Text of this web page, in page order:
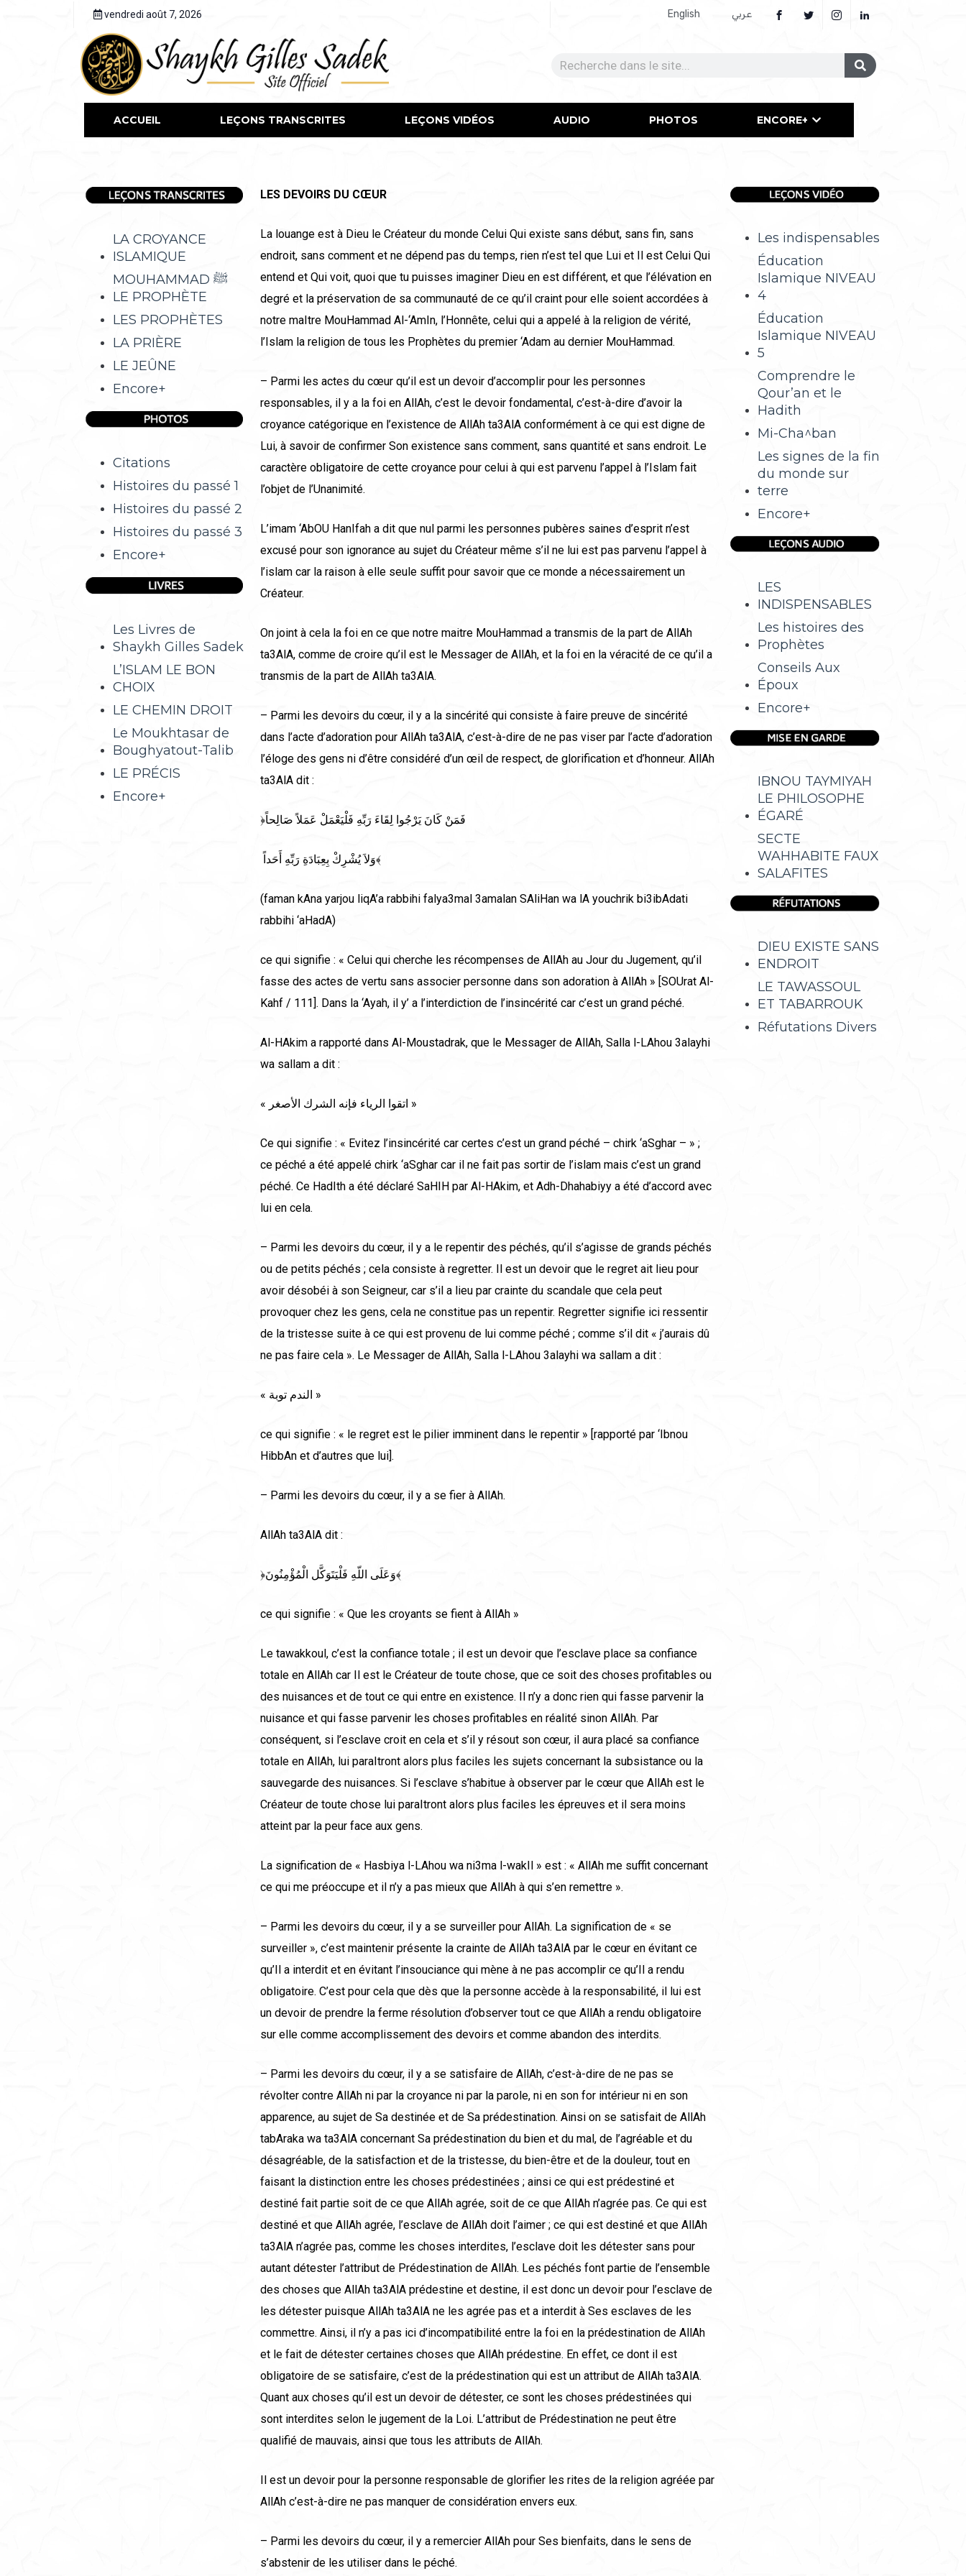
vendredi août 7, 2026 English عربي
ACCUEIL LEÇONS TRANSCRITES LEÇONS VIDÉOS​ AUDIO PHOTOS ENCORE+
LA CROYANCE
ISLAMIQUE
MOUHAMMAD ﷺ
LE PROPHÈTE
LES PROPHÈTES
LA PRIÈRE
LE JEÛNE
Encore+
Citations
Histoires du passé 1
Histoires du passé 2
Histoires du passé 3
Encore+
Les Livres de
Shaykh Gilles Sadek
L’ISLAM LE BON
CHOIX
LE CHEMIN DROIT
Le Moukhtasar de
Boughyatout-Talib
LE PRÉCIS
Encore+
LES DEVOIRS DU CŒUR
La louange est à Dieu le Créateur du monde Celui Qui existe sans début, sans fin, sans
endroit, sans comment et ne dépend pas du temps, rien n’est tel que Lui et Il est Celui Qui
entend et Qui voit, quoi que tu puisses imaginer Dieu en est différent, et que l’élévation en
degré et la préservation de sa communauté de ce qu’il craint pour elle soient accordées à
notre maItre MouHammad Al-‘AmIn, l’Honnête, celui qui a appelé à la religion de vérité,
l’Islam la religion de tous les Prophètes du premier ‘Adam au dernier MouHammad.
– Parmi les actes du cœur qu’il est un devoir d’accomplir pour les personnes
responsables, il y a la foi en AllAh, c’est le devoir fondamental, c’est-à-dire d’avoir la
croyance catégorique en l’existence de AllAh ta3AlA conformément à ce qui est digne de
Lui, à savoir de confirmer Son existence sans comment, sans quantité et sans endroit. Le
caractère obligatoire de cette croyance pour celui à qui est parvenu l’appel à l’Islam fait
l’objet de l’Unanimité.
L’imam ‘AbOU HanIfah a dit que nul parmi les personnes pubères saines d’esprit n’est
excusé pour son ignorance au sujet du Créateur même s’il ne lui est pas parvenu l’appel à
l’islam car la raison à elle seule suffit pour savoir que ce monde a nécessairement un
Créateur.
On joint à cela la foi en ce que notre maitre MouHammad a transmis de la part de AllAh
ta3AlA, comme de croire qu’il est le Messager de AllAh, et la foi en la véracité de ce qu’il a
transmis de la part de AllAh ta3AlA.
– Parmi les devoirs du cœur, il y a la sincérité qui consiste à faire preuve de sincérité
dans l’acte d’adoration pour AllAh ta3AlA, c’est-à-dire de ne pas viser par l’acte d’adoration
l’éloge des gens ni d’être considéré d’un œil de respect, de glorification et d’honneur. AllAh
ta3AlA dit :
﴿فَمَنْ كَانَ يَرْجُوا لِقَاءَ رَبِّهِ فَلْيَعْمَلْ عَمَلاً صَالِحاً
وَلاَ يُشْرِكْ بِعِبَادَةِ رَبِّهِ أَحَداً﴾
(faman kAna yarjou liqA’a rabbihi falya3mal 3amalan SAliHan wa lA youchrik bi3ibAdati
rabbihi ‘aHadA)
ce qui signifie : « Celui qui cherche les récompenses de AllAh au Jour du Jugement, qu’il
fasse des actes de vertu sans associer personne dans son adoration à AllAh » [SOUrat Al-
Kahf / 111]. Dans la ‘Ayah, il y’ a l’interdiction de l’insincérité car c’est un grand péché.
Al-HAkim a rapporté dans Al-Moustadrak, que le Messager de AllAh, Salla l-LAhou 3alayhi
wa sallam a dit :
« اتقوا الرياء فإنه الشرك الأصغر »
Ce qui signifie : « Evitez l’insincérité car certes c’est un grand péché – chirk ‘aSghar – » ;
ce péché a été appelé chirk ‘aSghar car il ne fait pas sortir de l’islam mais c’est un grand
péché. Ce HadIth a été déclaré SaHIH par Al-HAkim, et Adh-Dhahabiyy a été d’accord avec
lui en cela.
– Parmi les devoirs du cœur, il y a le repentir des péchés, qu’il s’agisse de grands péchés
ou de petits péchés ; cela consiste à regretter. Il est un devoir que le regret ait lieu pour
avoir désobéi à son Seigneur, car s’il a lieu par crainte du scandale que cela peut
provoquer chez les gens, cela ne constitue pas un repentir. Regretter signifie ici ressentir
de la tristesse suite à ce qui est provenu de lui comme péché ; comme s’il dit « j’aurais dû
ne pas faire cela ». Le Messager de AllAh, Salla l-LAhou 3alayhi wa sallam a dit :
« الندم توبة »
ce qui signifie : « le regret est le pilier imminent dans le repentir » [rapporté par ‘Ibnou
HibbAn et d’autres que lui].
– Parmi les devoirs du cœur, il y a se fier à AllAh.
AllAh ta3AlA dit :
﴿وَعَلَى اللّهِ فَلْيَتَوَكَّل الْمُؤْمِنُونَ﴾
ce qui signifie : « Que les croyants se fient à AllAh »
Le tawakkoul, c’est la confiance totale ; il est un devoir que l’esclave place sa confiance
totale en AllAh car Il est le Créateur de toute chose, que ce soit des choses profitables ou
des nuisances et de tout ce qui entre en existence. Il n’y a donc rien qui fasse parvenir la
nuisance et qui fasse parvenir les choses profitables en réalité sinon AllAh. Par
conséquent, si l’esclave croit en cela et s’il y résout son cœur, il aura placé sa confiance
totale en AllAh, lui paraItront alors plus faciles les sujets concernant la subsistance ou la
sauvegarde des nuisances. Si l’esclave s’habitue à observer par le cœur que AllAh est le
Créateur de toute chose lui paraItront alors plus faciles les épreuves et il sera moins
atteint par la peur face aux gens.
La signification de « Hasbiya l-LAhou wa ni3ma l-wakIl » est : « AllAh me suffit concernant
ce qui me préoccupe et il n’y a pas mieux que AllAh à qui s’en remettre ».
– Parmi les devoirs du cœur, il y a se surveiller pour AllAh. La signification de « se
surveiller », c’est maintenir présente la crainte de AllAh ta3AlA par le cœur en évitant ce
qu’Il a interdit et en évitant l’insouciance qui mène à ne pas accomplir ce qu’Il a rendu
obligatoire. C’est pour cela que dès que la personne accède à la responsabilité, il lui est
un devoir de prendre la ferme résolution d’observer tout ce que AllAh a rendu obligatoire
sur elle comme accomplissement des devoirs et comme abandon des interdits.
– Parmi les devoirs du cœur, il y a se satisfaire de AllAh, c’est-à-dire de ne pas se
révolter contre AllAh ni par la croyance ni par la parole, ni en son for intérieur ni en son
apparence, au sujet de Sa destinée et de Sa prédestination. Ainsi on se satisfait de AllAh
tabAraka wa ta3AlA concernant Sa prédestination du bien et du mal, de l’agréable et du
désagréable, de la satisfaction et de la tristesse, du bien-être et de la douleur, tout en
faisant la distinction entre les choses prédestinées ; ainsi ce qui est prédestiné et
destiné fait partie soit de ce que AllAh agrée, soit de ce que AllAh n’agrée pas. Ce qui est
destiné et que AllAh agrée, l’esclave de AllAh doit l’aimer ; ce qui est destiné et que AllAh
ta3AlA n’agrée pas, comme les choses interdites, l’esclave doit les détester sans pour
autant détester l’attribut de Prédestination de AllAh. Les péchés font partie de l’ensemble
des choses que AllAh ta3AlA prédestine et destine, il est donc un devoir pour l’esclave de
les détester puisque AllAh ta3AlA ne les agrée pas et a interdit à Ses esclaves de les
commettre. Ainsi, il n’y a pas ici d’incompatibilité entre la foi en la prédestination de AllAh
et le fait de détester certaines choses que AllAh prédestine. En effet, ce dont il est
obligatoire de se satisfaire, c’est de la prédestination qui est un attribut de AllAh ta3AlA.
Quant aux choses qu’il est un devoir de détester, ce sont les choses prédestinées qui
sont interdites selon le jugement de la Loi. L’attribut de Prédestination ne peut être
qualifié de mauvais, ainsi que tous les attributs de AllAh.
Il est un devoir pour la personne responsable de glorifier les rites de la religion agréée par
AllAh c’est-à-dire ne pas manquer de considération envers eux.
– Parmi les devoirs du cœur, il y a remercier AllAh pour Ses bienfaits, dans le sens de
s’abstenir de les utiliser dans le péché.
Les indispensables
Éducation
Islamique NIVEAU
4
Éducation
Islamique NIVEAU
5
Comprendre le
Qour’an et le
Hadith
Mi-Cha^ban
Les signes de la fin
du monde sur
terre
Encore+
LES
INDISPENSABLES
Les histoires des
Prophètes
Conseils Aux
Époux
Encore+
IBNOU TAYMIYAH
LE PHILOSOPHE
ÉGARÉ
SECTE
WAHHABITE FAUX
SALAFITES
DIEU EXISTE SANS
ENDROIT
LE TAWASSOUL
ET TABARROUK
Réfutations Divers